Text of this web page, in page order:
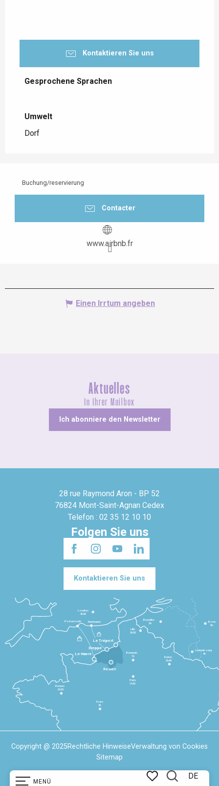
MENÜ
DE
Kontaktieren Sie uns
Gesprochene Sprachen
Gesprochene Sprachen
Umwelt
Umwelt
Dorf
Buchung/reservierung
Contacter
www.airbnb.fr
Einen Irrtum angeben
Aktuelles
In Ihrer Mailbox
Ich abonniere den Newsletter
28 rue Raymond Aron - BP 52
76824 Mont-Saint-Agnan Cedex
Telefon : 02 35 12 10 10
Folgen Sie uns
Kontaktieren Sie uns
Le Havre
Dieppe
Le Tréport
Rennes
2h30
Tours
3h
Paris
1h30
Beauvais
1h
Reims
2h45
Lille
2h30
Bruxelles
3h
Londres
3h30
Newhaven
Portsmouth
Bonn
5h
Luxembourg
4h
Rouen
Copyright @ 2025Rechtliche HinweiseVerwaltung von Cookies
Sitemap